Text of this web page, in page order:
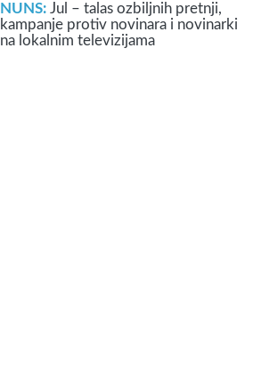
NUNS:Jul – talas ozbiljnih pretnji,
kampanje protiv novinara i novinarki
na lokalnim televizijama